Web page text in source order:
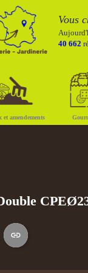
Vous
40 662
et amendements
Copier le lien